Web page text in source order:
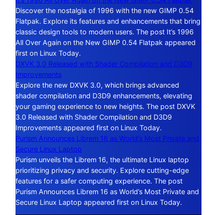
Discover the nostalgia of 1996 with the new GIMP 0.54
Flatpak. Explore its features and enhancements that bring
classic design tools to modern users. The post It’s 1996
All Over Again on the New GIMP 0.54 Flatpak appeared
first on Linux Today.
DXVK 3.0 Released with Shader Compilation and D3D9
Improvements
Explore the new DXVK 3.0, which brings advanced
shader compilation and D3D9 enhancements, elevating
your gaming experience to new heights. The post DXVK
3.0 Released with Shader Compilation and D3D9
Improvements appeared first on Linux Today.
Purism Announces Librem 16 as World’s Most Private and
Secure Linux Laptop
Purism unveils the Librem 16, the ultimate Linux laptop
prioritizing privacy and security. Explore cutting-edge
features for a safer computing experience. The post
Purism Announces Librem 16 as World’s Most Private and
Secure Linux Laptop appeared first on Linux Today.